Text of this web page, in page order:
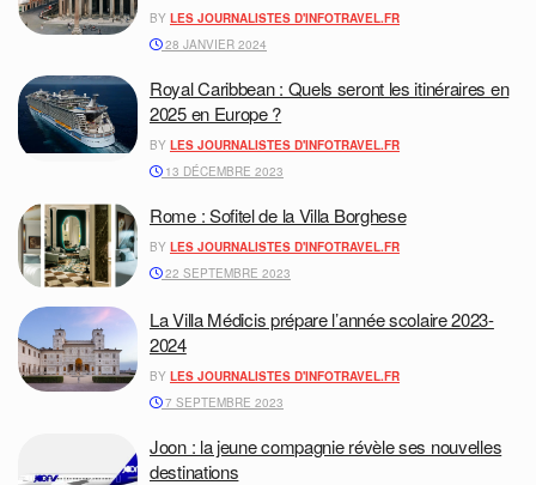
BY LES JOURNALISTES D'INFOTRAVEL.FR
28 JANVIER 2024
Royal Caribbean : Quels seront les itinéraires en
2025 en Europe ?
BY LES JOURNALISTES D'INFOTRAVEL.FR
13 DÉCEMBRE 2023
Rome : Sofitel de la Villa Borghese
BY LES JOURNALISTES D'INFOTRAVEL.FR
22 SEPTEMBRE 2023
La Villa Médicis prépare l’année scolaire 2023-
2024
BY LES JOURNALISTES D'INFOTRAVEL.FR
7 SEPTEMBRE 2023
Joon : la jeune compagnie révèle ses nouvelles
destinations